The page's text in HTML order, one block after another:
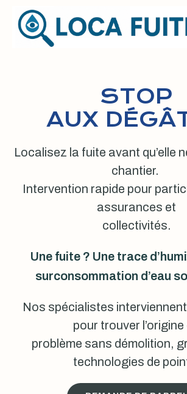
au
contenu
STOP
AUX
Localisez la fuite avant qu’elle
chantier.
Intervention rapide pour
assurances et
collectivités.
Une fuite ? Une trace
surconsommation d’eau
Nos spécialistes
pour trouver l’origine
problème sans démolition,
technologies de